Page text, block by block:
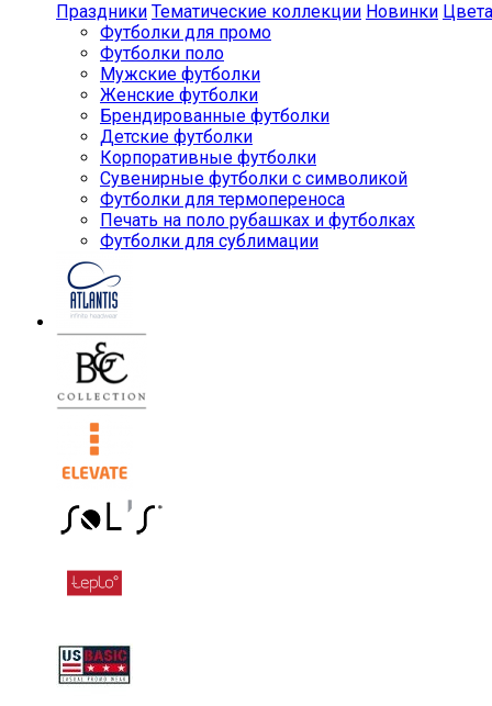
Праздники Тематические коллекции Новинки Цвета
Футболки для промо
Футболки поло
Мужские футболки
Женские футболки
Брендированные футболки
Детские футболки
Корпоративные футболки
Сувенирные футболки с символикой
Футболки для термопереноса
Печать на поло рубашках и футболках
Футболки для сублимации